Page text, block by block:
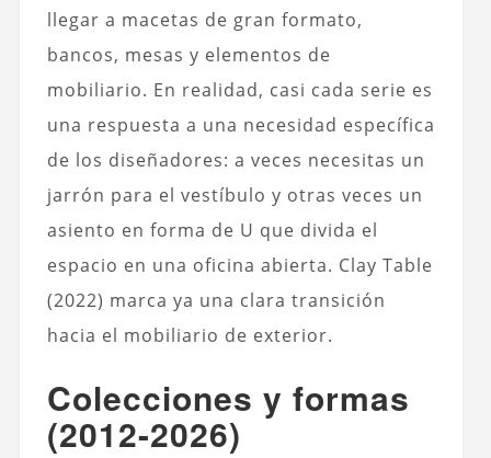
llegar a macetas de gran formato,
bancos, mesas y elementos de
mobiliario. En realidad, casi cada serie es
una respuesta a una necesidad específica
de los diseñadores: a veces necesitas un
jarrón para el vestíbulo y otras veces un
asiento en forma de U que divida el
espacio en una oficina abierta. Clay Table
(2022) marca ya una clara transición
hacia el mobiliario de exterior.
Colecciones y formas
(2012-2026)